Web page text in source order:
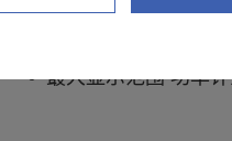
最大显示范围 功率